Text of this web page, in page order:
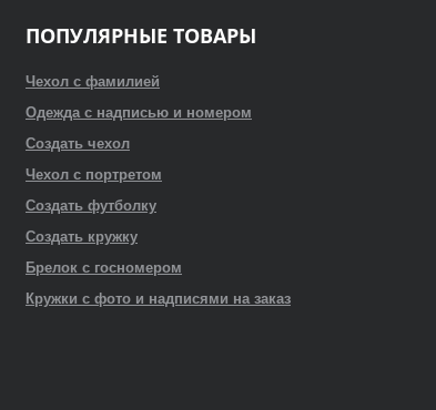
ПОПУЛЯРНЫЕ ТОВАРЫ
Чехол с фамилией
Одежда с надписью и номером
Создать чехол
Чехол с портретом
Создать футболку
Создать кружку
Брелок с госномером
Кружки с фото и надписями на заказ